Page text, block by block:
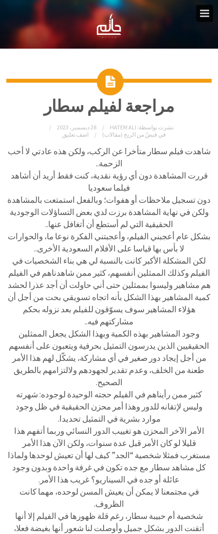
مراجعة لفيلم سطار
نشرت بواسطة: HATEM ALI
28 ديسمبر، 2023
في قبضٌ من الريح (مقالات) اضف تعليق
شاهدت فيلم سطار متأخرا عن الركب، ولكن هذه عادتي لا أحب
الزحمة..
قررت المشاهدة دون أي رؤية نقدية، كنت فقط أريد أن أشاهد
فيلما سعوديا
دون تسجيل ملاحظات أو هفوات؛ وبالفعل استمتعت بالمشاهدة
ولكن في نهاية المشاهدة برزت لدي بعض التساؤلات الوجودية
الحقيقية التي لم أستطع أن أتغافل عنها..
بشكل عام أعجبني الفيلم، وأعجبتني الفكرة نوعا ما، والحوارات
لا بأس بها قياسا على الأفلام السعودية الأخرى..
لكن المشكلة الأكبر كانت بالنسبة لي هي بناء الشخصيات في
الفيلم وكذلك الممثلين أنفسهم، كثير ممن شاهدناهم في الفيلم
هم مشاهير وليسوا بممثلين حتى أني حاولت أن أجد عذرا لحشد
كمية المشاهير بهذا الشكل بأنه اتجاه تسويقي بحت من أجل أن
هؤلاء المشاهير سوف يسوّقون للفيلم بعد نزوله بحكم
مشاركتهم فيه..
وجود المشاهير بهذه الكمية وبهذا الشكل يجعل الممثلين
الحقيقيين الذين يدرسون التمثيل بحرفية ويتعبون على أنفسهم
من أجل إيجاد دور صغير في أي مشاركة، يشكّل لهم هذا الأمر
طعنة من الخلف، وعدم تقدير لجهودهم ولالتزامهم بالطريق
الصحيح.
كثير ممن رأيناهم في الفيلم حجته الوحيدة لوجوده: شهرته
وليس لإتقانه للدور وهذا أمر محزن الحقيقية في ظل وجود
موارد بشرية في التمثيل تحديدا.
الأمر الآخر المحزن هو تغييب الدور النسائي وربما أتفهم هذا
قليلا لو كان الأمر قبل عدة سنوات، ولكن الآن هذا الأمر
مستغرب فمثلا شخصية “الجد” كيف لها أن تعيش لوحدها ولماذا
كل مشاهد سطار مع جده تكون في غرفة واحدة وبدون وجود
عائلة أو جده في السيناريو؟ غريب هذا الأمر.
في مجتمعنا لا يمكن أن يعيش المسن لوحده، مهما كانت
الظروف.
شخصية أم حبيبة سطار، رغم قلة ظهورها في الفيلم إلا أنها
أتقنت الدور بشكل جميل وأوصلت لنا شعور أنها بغيضة فعلا،